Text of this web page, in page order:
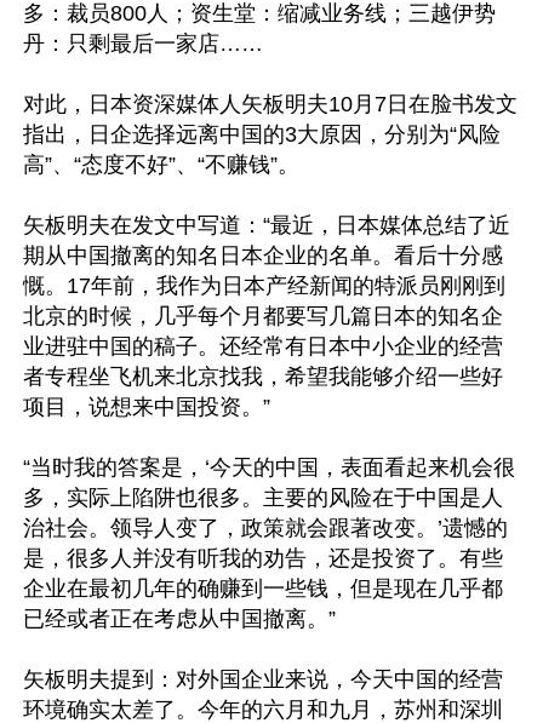
多：裁员800人；资生堂：缩减业务线；三越伊势
丹：只剩最后一家店……
对此，日本资深媒体人矢板明夫10月7日在脸书发文
指出，日企选择远离中国的3大原因，分别为“风险
高”、“态度不好”、“不赚钱”。
矢板明夫在发文中写道：“最近，日本媒体总结了近
期从中国撤离的知名日本企业的名单。看后十分感
慨。17年前，我作为日本产经新闻的特派员刚刚到
北京的时候，几乎每个月都要写几篇日本的知名企
业进驻中国的稿子。还经常有日本中小企业的经营
者专程坐飞机来北京找我，希望我能够介绍一些好
项目，说想来中国投资。”
“当时我的答案是，‘今天的中国，表面看起来机会很
多，实际上陷阱也很多。主要的风险在于中国是人
治社会。领导人变了，政策就会跟著改变。’遗憾的
是，很多人并没有听我的劝告，还是投资了。有些
企业在最初几年的确赚到一些钱，但是现在几乎都
已经或者正在考虑从中国撤离。”
矢板明夫提到：对外国企业来说，今天中国的经营
环境确实太差了。今年的六月和九月，苏州和深圳